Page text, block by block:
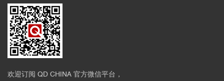
欢迎订阅 QD CHINA 官方微信平台，